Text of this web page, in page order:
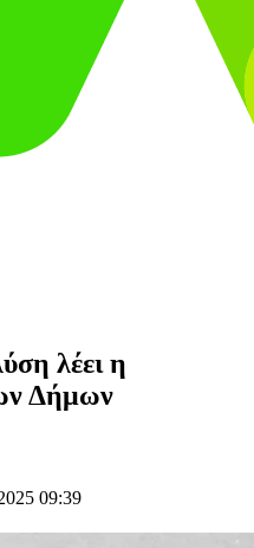
λέει η
Δήμων
09:39